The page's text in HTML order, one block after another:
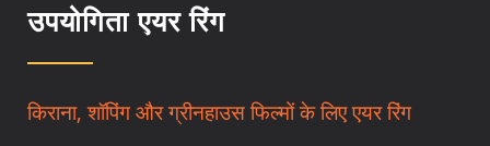
उपयोगिता एयर रिंग
किराना, शॉपिंग और ग्रीनहाउस फिल्मों के लिए एयर रिंग